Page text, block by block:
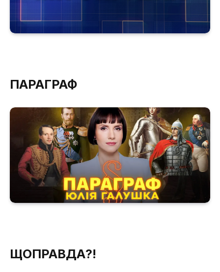
ПАРАГРАФ
ЩОПРАВДА?!